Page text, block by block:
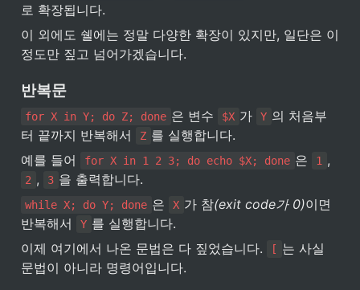
로 확장됩니다.
이 외에도 쉘에는 정말 다양한 확장이 있지만, 일단은 이
정도만 짚고 넘어가겠습니다.
반복문
for X in Y; do Z; done 은 변수 $X 가 Y 의 처음부
터 끝까지 반복해서
Z 를 실행합니다.
예를 들어
for X in 1 2 3; do echo $X; done 은 1
2 , 3 을 출력합니다.
while X; do Y; done 은 X 가 참(exit code가 0)이면
반복해서
Y 를 실행합니다.
이제 여기에서 나온 문법은 다 짚었습니다.
[ 는 사실
문법이 아니라 명령어입니다.